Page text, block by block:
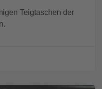
Teigtaschen der